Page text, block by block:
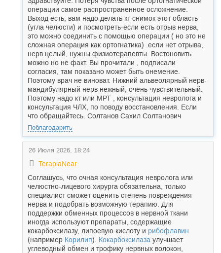
операции самое распространенное осложнение.
Выход есть, вам надо делать кт снимок этот область
(угла челюсти) и посмотреть-если есть отрыв нерва,
это можно соединить с помощью операции ( но это не
сложная операция как ортогнатика) .если нет отрыва,
нерв целый, нужны физиотерапевты. Востоновить
можно но не факт. Вы прочитали , подписали
согласия, там показано может быть онемение.
Поэтому врач не виноват. Нижний альвеолярный нерв-
мандибулярный нерв нежный, очень чувствительный.
Поэтому надо кт или МРТ , консультация невролога и
консультация ЧЛХ, по поводу восстановления. Если
что обращайтесь. Солтанов Сахил Солтанович
Поблагодарить
26 Июля 2026, 18:24
TerapiaNear
Соглашусь, что очная консультация невролога или
челюстно-лицевого хирурга обязательна, только
специалист сможет оценить степень повреждения
нерва и подобрать возможную терапию. Для
поддержки обменных процессов в нервной ткани
иногда используют препараты, содержащие
кокарбоксилазу, липоевую кислоту и рибофлавин
(например Корилип). Кокарбоксилаза улучшает
углеводный обмен и трофику нервных волокон,